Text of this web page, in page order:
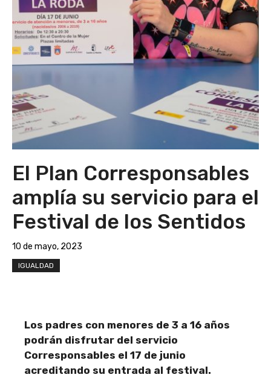
El Plan Corresponsables
amplía su servicio para el
Festival de los Sentidos
10 de mayo, 2023
IGUALDAD
Los padres con menores de 3 a 16 años
podrán disfrutar del servicio
Corresponsables el 17 de junio
acreditando su entrada al festival.